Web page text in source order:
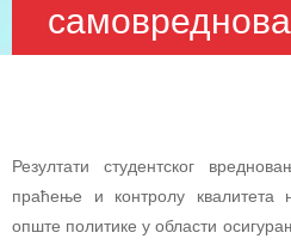
Резултати студентског
праћење и контролу квалитета
опште политике у области